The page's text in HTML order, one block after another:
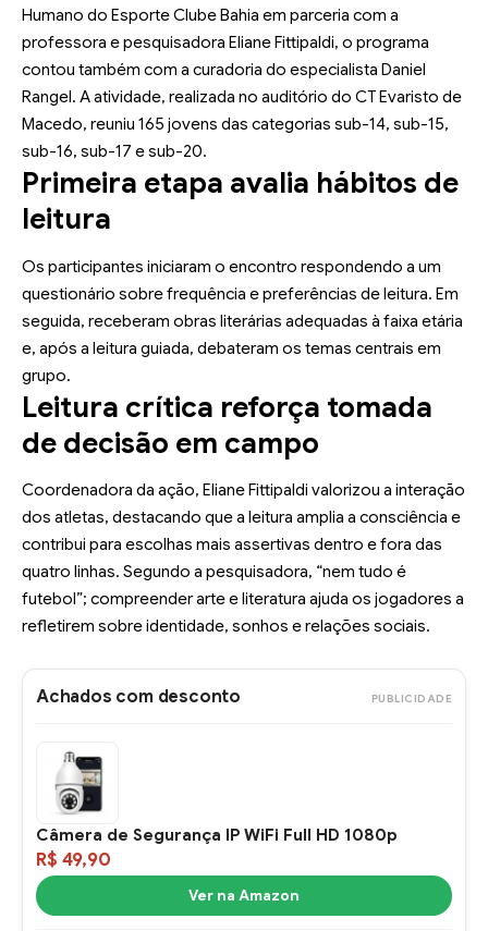
Humano do Esporte Clube Bahia em parceria com a
professora e pesquisadora Eliane Fittipaldi, o programa
contou também com a curadoria do especialista Daniel
Rangel. A atividade, realizada no auditório do CT Evaristo de
Macedo, reuniu 165 jovens das categorias sub-14, sub-15,
sub-16, sub-17 e sub-20.
Primeira etapa avalia hábitos de
leitura
Os participantes iniciaram o encontro respondendo a um
questionário sobre frequência e preferências de leitura. Em
seguida, receberam obras literárias adequadas à faixa etária
e, após a leitura guiada, debateram os temas centrais em
grupo.
Leitura crítica reforça tomada
de decisão em campo
Coordenadora da ação, Eliane Fittipaldi valorizou a interação
dos atletas, destacando que a leitura amplia a consciência e
contribui para escolhas mais assertivas dentro e fora das
quatro linhas. Segundo a pesquisadora, “nem tudo é
futebol”; compreender arte e literatura ajuda os jogadores a
refletirem sobre identidade, sonhos e relações sociais.
Achados com desconto PUBLICIDADE
Câmera de Segurança IP WiFi Full HD 1080p
R$ 49,90
Ver na Amazon